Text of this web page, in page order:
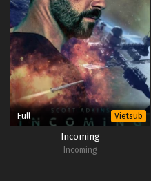
Full Vietsub
Incoming
Incoming